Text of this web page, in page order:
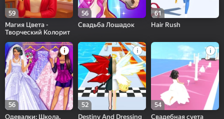
59
Магия Цвета -
Творческий Колорит
56
Свадьба Лошадок
61
Hair Rush
56
Одевалки: Школа,
52
Destiny And Dressing
54
Свадебная суета